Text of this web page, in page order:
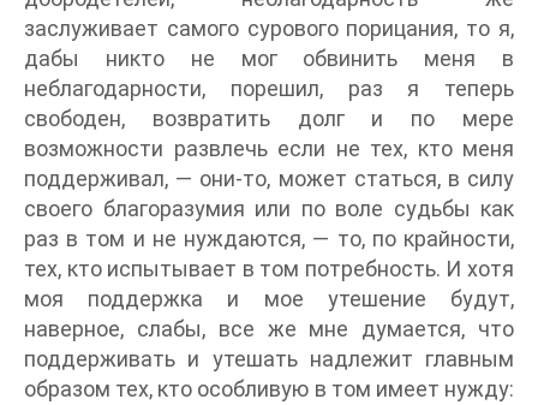
заслуживает самого сурового порицания, то я,
дабы никто не мог обвинить меня в
неблагодарности, порешил, раз я теперь
свободен, возвратить долг и по мере
возможности развлечь если не тех, кто меня
поддерживал, — они-то, может статься, в силу
своего благоразумия или по воле судьбы как
раз в том и не нуждаются, — то, по крайности,
тех, кто испытывает в том потребность. И хотя
моя поддержка и мое утешение будут,
наверное, слабы, все же мне думается, что
поддерживать и утешать надлежит главным
образом тех, кто особливую в том имеет нужду: